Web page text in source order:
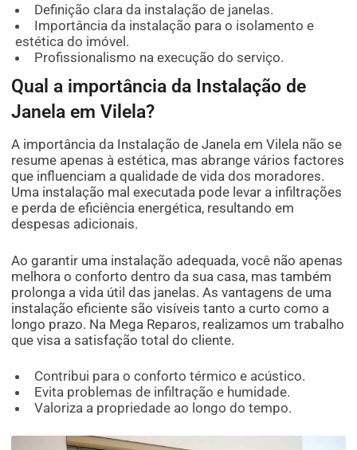
Definição clara da instalação de janelas.
Importância da instalação para o isolamento e
estética do imóvel.
Profissionalismo na execução do serviço.
Qual a importância da Instalação de
Janela em Vilela?
A importância da Instalação de Janela em Vilela não se
resume apenas à estética, mas abrange vários factores
que influenciam a qualidade de vida dos moradores.
Uma instalação mal executada pode levar a infiltrações
e perda de eficiência energética, resultando em
despesas adicionais.
Ao garantir uma instalação adequada, você não apenas
melhora o conforto dentro da sua casa, mas também
prolonga a vida útil das janelas. As vantagens de uma
instalação eficiente são visíveis tanto a curto como a
longo prazo. Na Mega Reparos, realizamos um trabalho
que visa a satisfação total do cliente.
Contribui para o conforto térmico e acústico.
Evita problemas de infiltração e humidade.
Valoriza a propriedade ao longo do tempo.